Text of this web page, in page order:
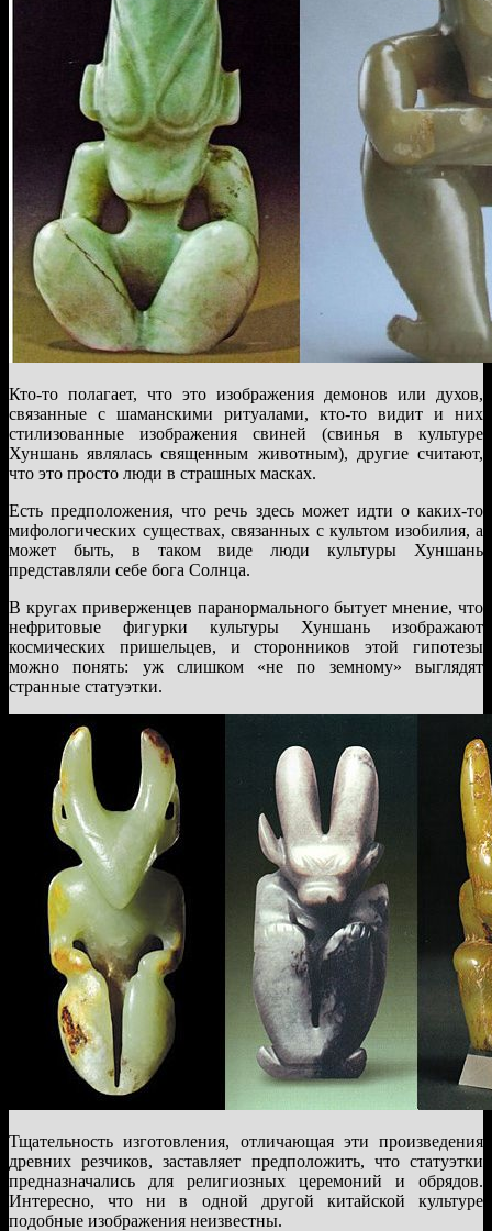
Кто-то полагает, что это изображения демонов или духов,
связанные с шаманскими ритуалами, кто-то видит и них
стилизованные изображения свиней (свинья в культуре
Хуншань являлась священным животным), другие считают,
что это просто люди в страшных масках.
Есть предположения, что речь здесь может идти о каких-то
мифологических существах, связанных с культом изобилия, а
может быть, в таком виде люди культуры Хуншань
представляли себе бога Солнца.
В кругах приверженцев паранормального бытует мнение, что
нефритовые фигурки культуры Хуншань изображают
космических пришельцев, и сторонников этой гипотезы
можно понять: уж слишком «не по земному» выглядят
странные статуэтки.
Тщательность изготовления, отличающая эти произведения
древних резчиков, заставляет предположить, что статуэтки
предназначались для религиозных церемоний и обрядов.
Интересно, что ни в одной другой китайской культуре
подобные изображения неизвестны.